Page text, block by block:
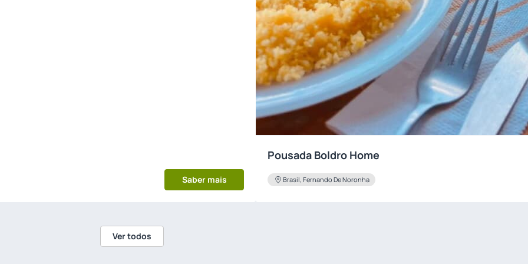
Saber mais
Pousada Boldro Home
Brasil, Fernando De Noronha
Ver todos